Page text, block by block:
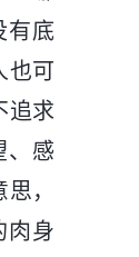
有底
也可
追求
、感
，
肉身